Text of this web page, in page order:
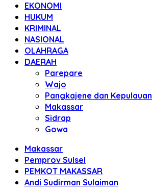
EKONOMI
HUKUM
KRIMINAL
NASIONAL
OLAHRAGA
DAERAH
Parepare
Wajo
Pangkajene dan Kepulauan
Makassar
Sidrap
Gowa
Makassar
Pemprov Sulsel
PEMKOT MAKASSAR
Andi Sudirman Sulaiman